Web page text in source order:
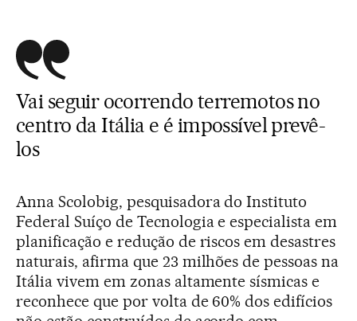
Vai seguir ocorrendo terremotos no
centro da Itália e é impossível prevê-
los
Anna Scolobig, pesquisadora do Instituto
Federal Suíço de Tecnologia e especialista em
planificação e redução de riscos em desastres
naturais, afirma que 23 milhões de pessoas na
Itália vivem em zonas altamente sísmicas e
reconhece que por volta de 60% dos edifícios